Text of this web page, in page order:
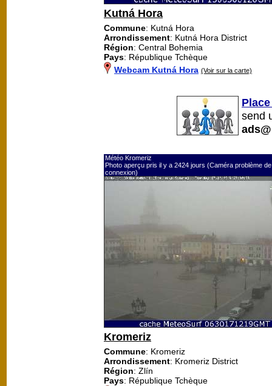
Kutná Hora
Commune: Kutná Hora
Arrondissement: Kutná Hora District
Région: Central Bohemia
Pays: République Tchèque
Webcam Kutná Hora (Voir sur la carte)
send
Météo Kromeriz
Photo aperçu pris il y a 2424 jours (Caméra problème de
connexion)
Kromeriz
Commune: Kromeriz
Arrondissement: Kromeriz District
Région: Zlín
Pays: République Tchèque